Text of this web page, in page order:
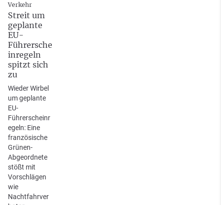
Verkehr
Streit um
geplante
EU-
Führersche
inregeln
spitzt sich
zu
Wieder Wirbel
um geplante
EU-
Führerscheinr
egeln: Eine
französische
Grünen-
Abgeordnete
stößt mit
Vorschlägen
wie
Nachtfahrver